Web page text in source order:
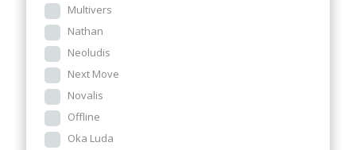
Multivers
Nathan
Neoludis
Next Move
Novalis
Offline
Oka Luda